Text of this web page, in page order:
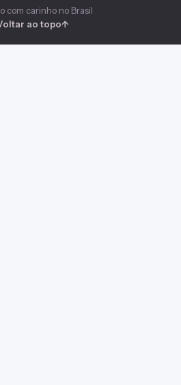
com carinho no Brasil
ao topo↑